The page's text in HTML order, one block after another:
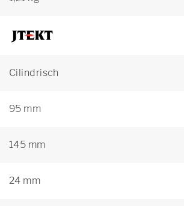
Cilindrisch
95 mm
145 mm
24 mm